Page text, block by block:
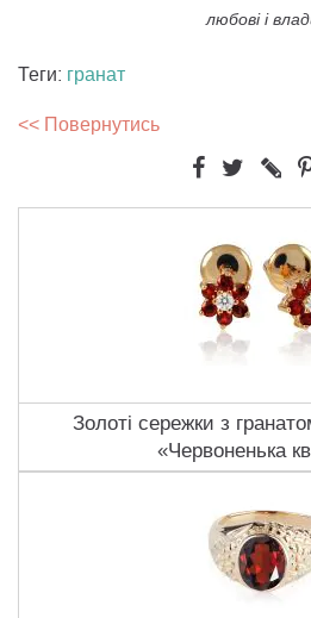
любові і
Теги: гранат
<< Повернутись
Золоті сережки з
«Червоненька